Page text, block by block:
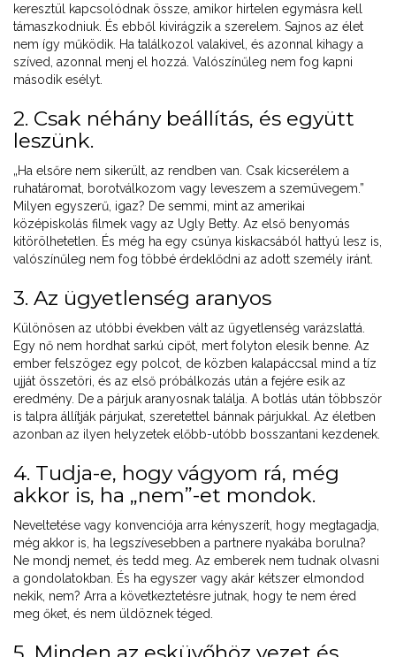
keresztül kapcsolódnak össze, amikor hirtelen egymásra kell
támaszkodniuk. És ebből kivirágzik a szerelem. Sajnos az élet
nem így működik. Ha találkozol valakivel, és azonnal kihagy a
szíved, azonnal menj el hozzá. Valószínűleg nem fog kapni
második esélyt.
2. Csak néhány beállítás, és együtt
leszünk.
„Ha elsőre nem sikerült, az rendben van. Csak kicserélem a
ruhatáromat, borotválkozom vagy leveszem a szemüvegem.”
Milyen egyszerű, igaz? De semmi, mint az amerikai
középiskolás filmek vagy az Ugly Betty. Az első benyomás
kitörölhetetlen. És még ha egy csúnya kiskacsából hattyú lesz is,
valószínűleg nem fog többé érdeklődni az adott személy iránt.
3. Az ügyetlenség aranyos
Különösen az utóbbi években vált az ügyetlenség varázslattá.
Egy nő nem hordhat sarkú cipőt, mert folyton elesik benne. Az
ember felszögez egy polcot, de közben kalapáccsal mind a tíz
ujját összetöri, és az első próbálkozás után a fejére esik az
eredmény. De a párjuk aranyosnak találja. A botlás után többször
is talpra állítják párjukat, szeretettel bánnak párjukkal. Az életben
azonban az ilyen helyzetek előbb-utóbb bosszantani kezdenek.
4. Tudja-e, hogy vágyom rá, még
akkor is, ha „nem”-et mondok.
Neveltetése vagy konvenciója arra kényszerít, hogy megtagadja,
még akkor is, ha legszívesebben a partnere nyakába borulna?
Ne mondj nemet, és tedd meg. Az emberek nem tudnak olvasni
a gondolatokban. És ha egyszer vagy akár kétszer elmondod
nekik, nem? Arra a következtetésre jutnak, hogy te nem éred
meg őket, és nem üldöznek téged.